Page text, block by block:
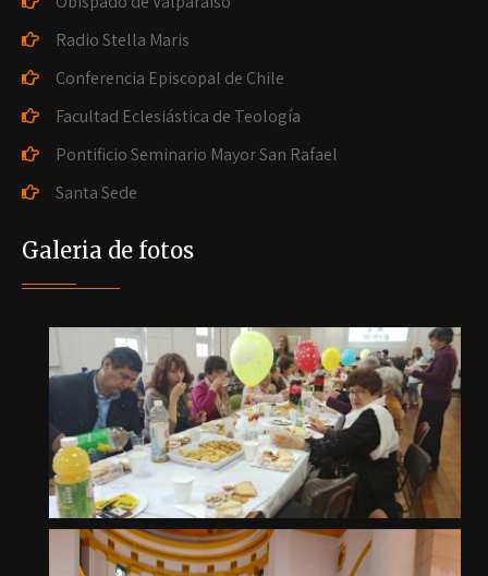
Radio Stella Maris
Conferencia Episcopal de Chile
Facultad Eclesiástica de Teología
Pontificio Seminario Mayor San Rafael
Santa Sede
Galeria de fotos